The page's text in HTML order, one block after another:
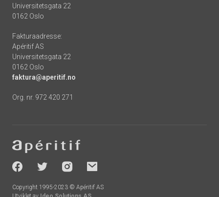
Universitetsgata 22
0162 Oslo
Fakturaadresse:
Apéritif AS
Universitetsgata 22
0162 Oslo
faktura@aperitif.no
Org. nr. 972 420 271
-
socials
Copyright 1995-2023 © Apéritif AS